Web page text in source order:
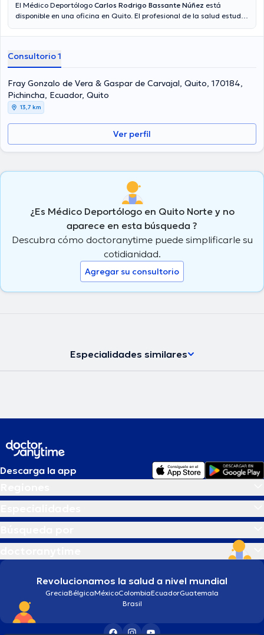
El Médico Deportólogo Carlos Rodrigo Bassante Núñez está
disponible en una oficina en Quito. El profesional de la salud estudió
experiencia en su área de especialidad. El médico cuenta con varios
desempeñado como miembro de diversas asociaciones médicas.
Carlos Rodrigo Bassante Núñez ha compartido en innumerables
conferencias con el objetivo de tener una formación continua en su
campo de especialización y ha publicado numerosos artículos.
Español son las lenguas usados por el especialista.
Consultorio 1
Fray Gonzalo de Vera & Gaspar de Carvajal, Quito, 170184,
Pichincha, Ecuador, Quito
13,7 km
Ver perfil
¿Es Médico Deportólogo en Quito Norte y no
aparece en esta búsqueda ?
Descubra cómo doctoranytime puede simplificarle su
cotidianidad.
Agregar su consultorio
Especialidades similares
Descarga la app
Revolucionamos la salud a nivel mundial
GreciaBélgicaMéxicoColombiaEcuadorGuatemala
Brasil